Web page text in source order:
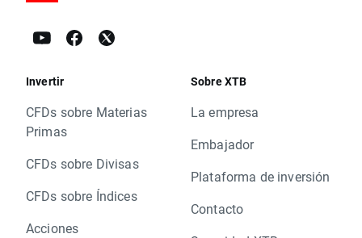
Invertir
CFDs sobre Materias
Primas
CFDs sobre Divisas
CFDs sobre Índices
Acciones
Sobre XTB
La empresa
Embajador
Plataforma de inversión
Contacto